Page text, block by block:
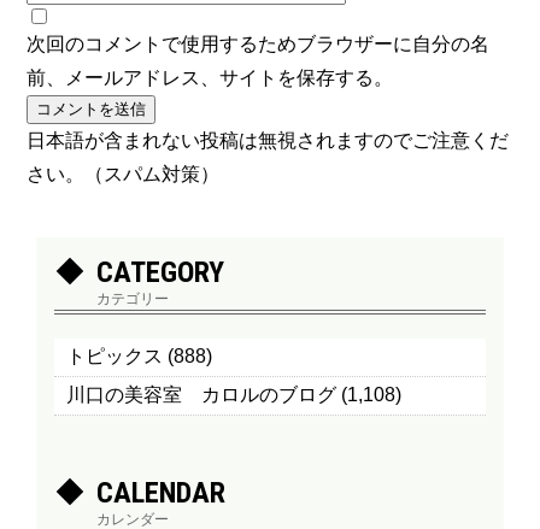
次回のコメントで使用するためブラウザーに自分の名
前、メールアドレス、サイトを保存する。
日本語が含まれない投稿は無視されますのでご注意くだ
さい。（スパム対策）
CATEGORY
カテゴリー
トピックス (888)
川口の美容室 カロルのブログ (1,108)
CALENDAR
カレンダー